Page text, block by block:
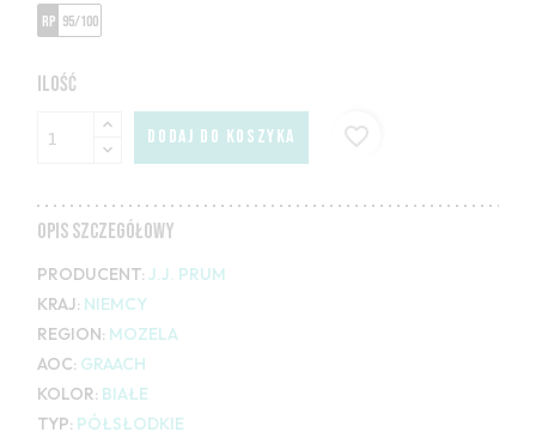
RP 95/100
ILOŚĆ
DODAJ DO KOSZYKA favorite_border
OPIS SZCZEGÓŁOWY
PRODUCENT: J.J. PRUM
KRAJ: NIEMCY
REGION: MOZELA
AOC: GRAACH
KOLOR: BIAŁE
TYP: PÓŁSŁODKIE